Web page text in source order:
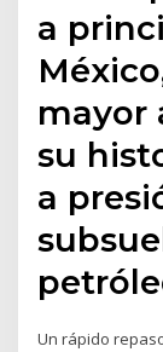
a
mayor
su
a
Un rápido